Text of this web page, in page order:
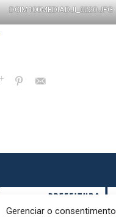
Gerenciar o consentimento
DCIM100MEDIADJI_0220.JPG